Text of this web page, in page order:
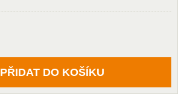
PŘIDAT DO KOŠÍKU